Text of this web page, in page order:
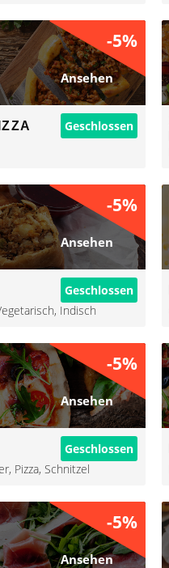
-5%
Ansehen
Geschlossen
-5%
Ansehen
Geschlossen
, Indisch
-5%
Ansehen
Geschlossen
, Pizza, Schnitzel
-5%
Ansehen